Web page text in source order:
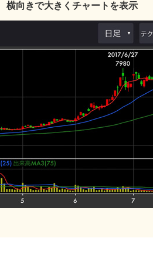
横向きで大きくチャートを表示